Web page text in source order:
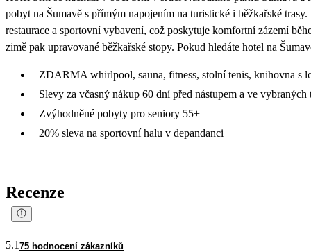
pobyt na Šumavě s přímým napojením na turistické i běžkařské
restaurace a sportovní vybavení, což poskytuje komfortní zázemí
zimě pak upravované běžkařské stopy. Pokud hledáte hotel na
ZDARMA whirlpool, sauna, fitness, stolní tenis, knihovna s
Slevy za včasný nákup 60 dní před nástupem a ve vybraných
Zvýhodněné pobyty pro seniory 55+
20% sleva na sportovní halu v depandanci
Recenze
5.1 75 hodnocení zákazníků